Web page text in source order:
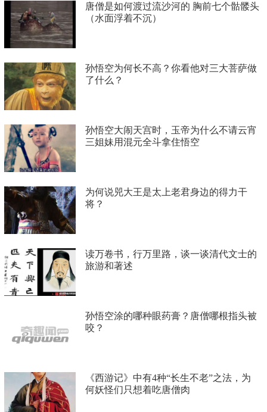
唐僧是如何渡过流沙河的 胸前七个骷髅头
（水面浮着不沉）
孙悟空为何长不高？你看他对三大菩萨做
了什么？
孙悟空大闹天宫时，玉帝为什么不请云宵
三姐妹用混元全斗拿住悟空
为何说兕大王是太上老君身边的得力干
将？
读万卷书，行万里路，谈一谈清代文士的
旅游和著述
孙悟空涂的哪种眼药膏？唐僧哪根指头被
咬？
《西游记》中有4种“长生不老”之法，为
何妖怪们只想着吃唐僧肉